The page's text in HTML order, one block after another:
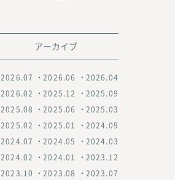
アーカイブ
2026.07 2026.06 2026.04
2026.02 2025.12 2025.09
2025.08 2025.06 2025.03
2025.02 2025.01 2024.09
2024.07 2024.05 2024.03
2024.02 2024.01 2023.12
2023.10 2023.08 2023.07